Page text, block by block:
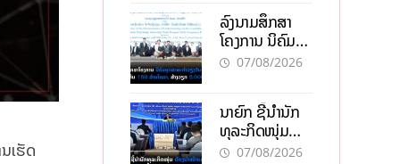
ເຮັດ
ແລະ ຈຸນລະ
ວິສາຫະກິດ
ລົງນາມສຶກສາ
ໂຄງການ ນິຄົມ
ອຸດສາຫະກຳ
150 ລ້ານໂດລາ,
ສ້າງວຽກ 5.000
ຕຳແໜ່ງ
07/08/2026
ນາຍົກ ຊີ້ນຳນັກ
ທຸລະກິດໜຸ່ມ
ຕ້ອງນຳໜ້າແກ້
07/08/2026